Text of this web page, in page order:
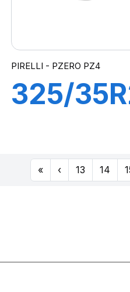
PIRELLI - PZERO PZ4
325/
XL
« ‹ 13 14